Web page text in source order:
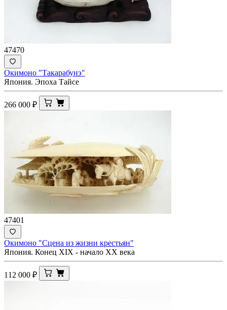
47470
Окимоно "Такарабунэ"
Япония. Эпоха Тайсе
266 000 ₽
47401
Окимоно "Сцена из жизни крестьян"
Япония. Конец XIX - начало ХХ века
112 000 ₽